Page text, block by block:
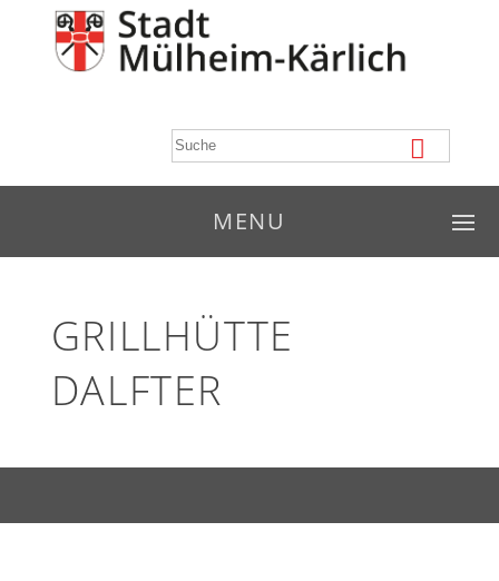
MENU
GRILLHÜTTE
DALFTER